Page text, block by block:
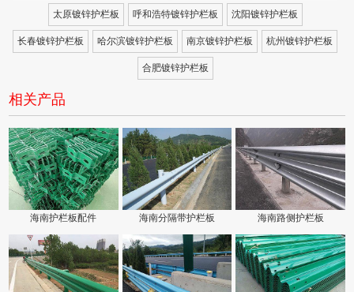
太原镀锌护栏板 呼和浩特镀锌护栏板 沈阳镀锌护栏板
长春镀锌护栏板 哈尔滨镀锌护栏板 南京镀锌护栏板 杭州镀锌护栏板
合肥镀锌护栏板
相关产品
海南护栏板配件 海南分隔带护栏板 海南路侧护栏板